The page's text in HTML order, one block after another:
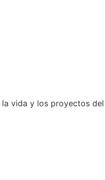
la vida y los proyectos